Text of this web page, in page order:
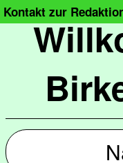
Kontakt zur